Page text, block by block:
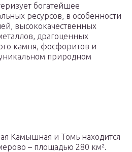
богатейшее
ресурсов, в особенности
высококачественных
драгоценных
камня, фосфоритов и
природном
Камышная и Томь находится
– площадью 280 км².